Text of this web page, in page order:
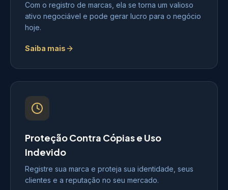
Com o registro de marcas, ela se torna um valioso
ativo negociável e pode gerar lucro para o negócio
hoje.
Saiba mais
Proteção Contra Cópias e Uso
Indevido
Registre sua marca e proteja sua identidade, seus
clientes e a reputação no seu mercado.